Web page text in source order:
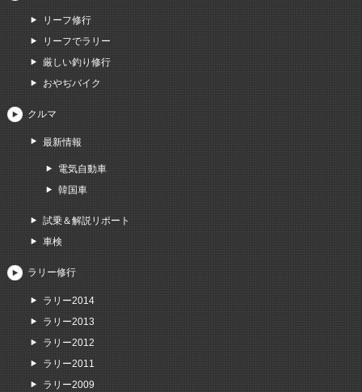
リーフ修行
リーフでラリー
厳しい釣り修行
おやぢバイク
クルマ
最新情報
電気自動車
韓国車
試乗＆解説リポート
車検
ラリー修行
ラリー2014
ラリー2013
ラリー2012
ラリー2011
ラリー2009